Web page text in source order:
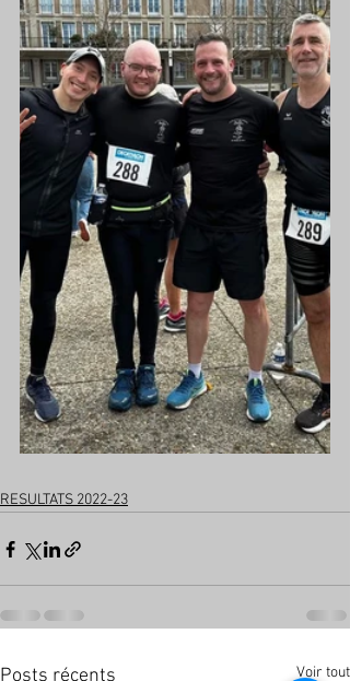
RESULTATS 2022-23
Posts récents Voir tout